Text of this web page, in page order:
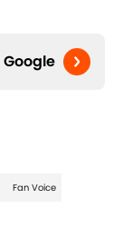
Google
Fan Voice